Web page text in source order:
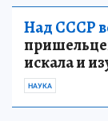
Над СССР
искала и
НАУКА